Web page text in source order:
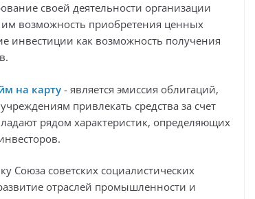
своей деятельности организации
возможность приобретения ценных
инвестиции как возможность получения
на карту - является эмиссия облигаций,
привлекать средства за счет
рядом характеристик, определяющих
Союза советских социалистических
отраслей промышленности и